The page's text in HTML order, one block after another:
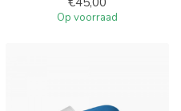
Op voorraad